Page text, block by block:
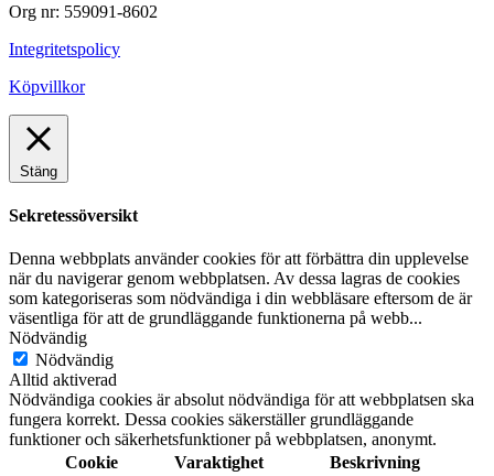
Org nr: 559091-8602
Integritetspolicy
Köpvillkor
Stäng
Sekretessöversikt
Denna webbplats använder cookies för att förbättra din upplevelse
när du navigerar genom webbplatsen. Av dessa lagras de cookies
som kategoriseras som nödvändiga i din webbläsare eftersom de är
väsentliga för att de grundläggande funktionerna på webb...
Nödvändig
Nödvändig
Alltid aktiverad
Nödvändiga cookies är absolut nödvändiga för att webbplatsen ska
fungera korrekt. Dessa cookies säkerställer grundläggande
funktioner och säkerhetsfunktioner på webbplatsen, anonymt.
Cookie
Varaktighet Beskrivning